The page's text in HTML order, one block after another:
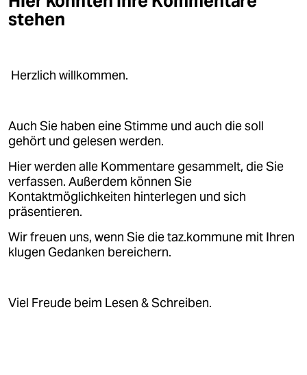
stehen
Herzlich willkommen.
Auch Sie haben eine Stimme und auch die soll
gehört und gelesen werden.
Hier werden alle Kommentare gesammelt, die Sie
verfassen. Außerdem können Sie
Kontaktmöglichkeiten hinterlegen und sich
präsentieren.
Wir freuen uns, wenn Sie die taz.kommune mit Ihren
klugen Gedanken bereichern.
Viel Freude beim Lesen & Schreiben.